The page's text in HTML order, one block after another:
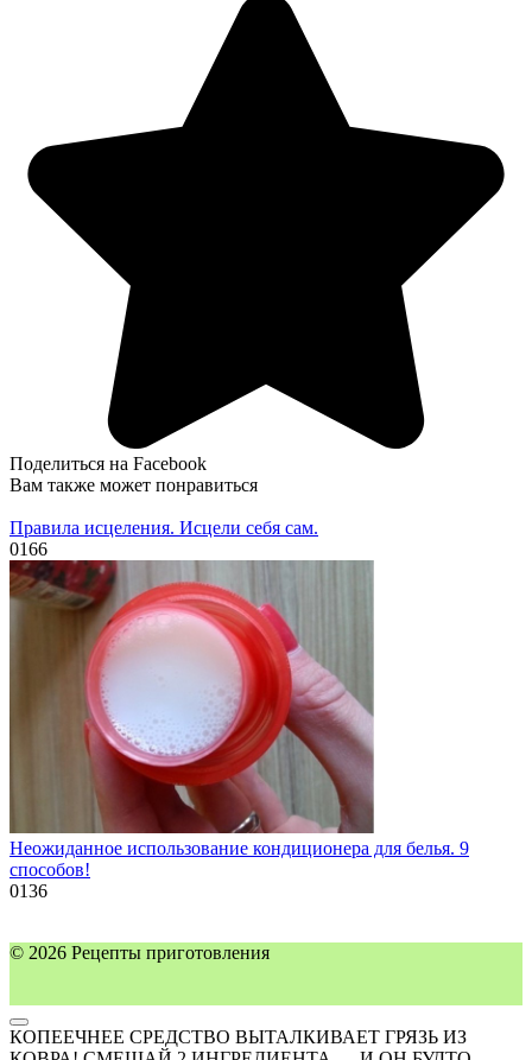
Поделиться на Facebook
Вам также может понравиться
Правила исцеления. Исцели себя сам.
0166
Неожиданное использование кондиционера для белья. 9
способов!
0136
© 2026 Рецепты приготовления
КОПЕЕЧНЕЕ СРЕДСТВО ВЫТАЛКИВАЕТ ГРЯЗЬ ИЗ